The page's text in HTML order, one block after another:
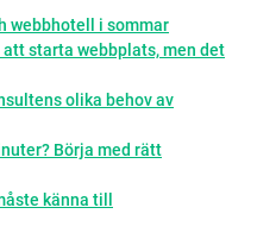
webbhotell i sommar
starta webbplats, men det
olika behov av
Börja med rätt
känna till